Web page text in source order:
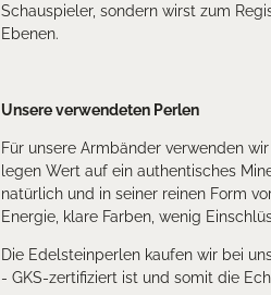
Schauspieler, sondern wirst zum
Ebenen.
Unsere verwendeten Perlen
Für unsere Armbänder verwenden
legen Wert auf ein authentisches
natürlich und in seiner reinen Form
Energie, klare Farben, wenig
Die Edelsteinperlen kaufen wir bei
- GKS-zertifiziert ist und somit die